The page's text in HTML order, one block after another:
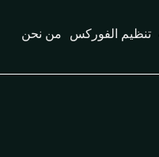
تنظيم الفوركس من نحن